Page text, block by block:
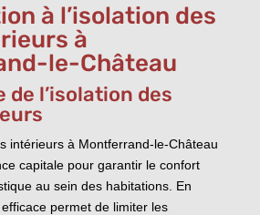
à l’isolation des
à
le-Château
l’isolation des
intérieurs à Montferrand-le-Château
capitale pour garantir le confort
au sein des habitations. En
permet de limiter les